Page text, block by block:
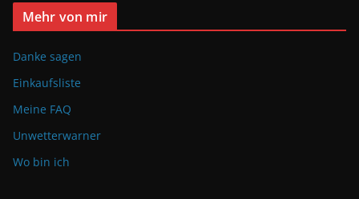
Mehr von mir
Danke sagen
Einkaufsliste
Meine FAQ
Unwetterwarner
Wo bin ich